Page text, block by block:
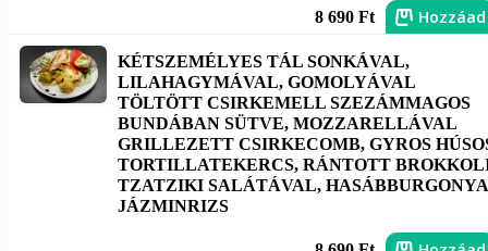
8 690 Ft Hozzáad
KÉTSZEMÉLYES TÁL SONKÁVAL,
LILAHAGYMÁVAL, GOMOLYÁVAL
TÖLTÖTT CSIRKEMELL SZEZÁMMAGOS
BUNDÁBAN SÜTVE, MOZZARELLÁVAL
GRILLEZETT CSIRKECOMB, GYROS
TORTILLATEKERCS, RÁNTOTT
TZATZIKI SALÁTÁVAL,
JÁZMINRIZS